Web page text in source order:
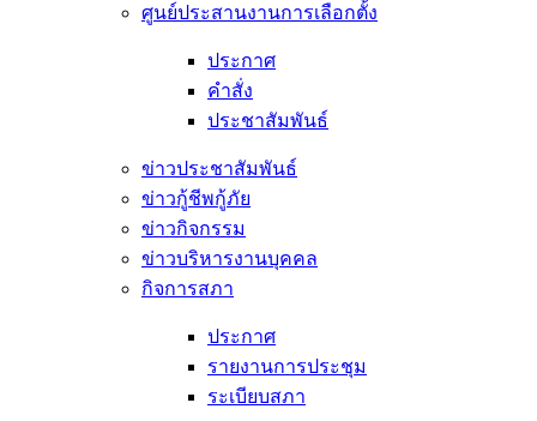
ศูนย์ประสานงานการเลือกตั้ง
ประกาศ
คำสั่ง
ประชาสัมพันธ์
ข่าวประชาสัมพันธ์
ข่าวกู้ชีพกู้ภัย
ข่าวกิจกรรม
ข่าวบริหารงานบุคคล
กิจการสภา
ประกาศ
รายงานการประชุม
ระเบียบสภา